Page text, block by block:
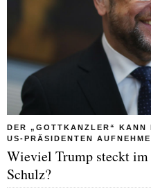
DER „GOTTKANZLER“ KANN
US-PRÄSIDENTEN
Wieviel Trump steckt
Schulz?